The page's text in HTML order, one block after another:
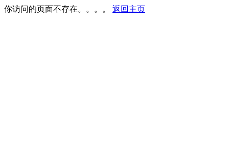
你访问的页面不存在。。。。 返回主页